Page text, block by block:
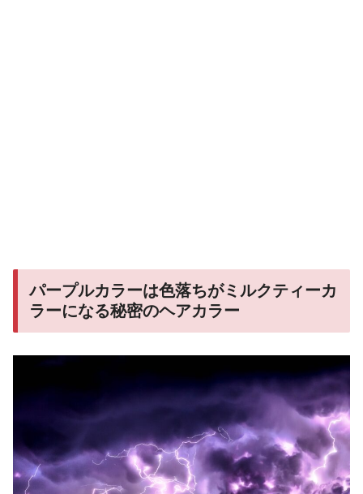
パープルカラーは色落ちがミルクティーカ
ラーになる秘密のヘアカラー